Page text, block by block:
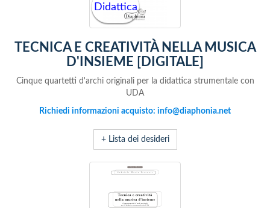
Didattica
TECNICA E CREATIVITÀ NELLA MUSICA
D'INSIEME [DIGITALE]
Cinque quartetti d'archi originali per la didattica strumentale con
UDA
Richiedi informazioni acquisto: info@diaphonia.net
+ Lista dei desideri